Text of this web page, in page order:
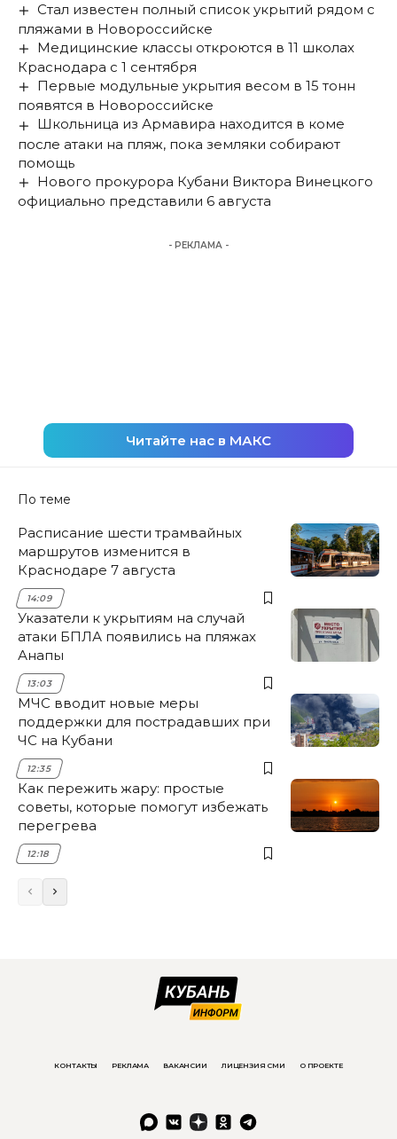
Стал известен полный список укрытий рядом с
пляжами в Новороссийске
Медицинские классы откроются в 11 школах
Краснодара с 1 сентября
Первые модульные укрытия весом в 15 тонн
появятся в Новороссийске
Школьница из Армавира находится в коме
после атаки на пляж, пока земляки собирают
помощь
Нового прокурора Кубани Виктора Винецкого
официально представили 6 августа
- РЕКЛАМА -
Читайте нас в МАКС
По теме
Расписание шести трамвайных
маршрутов изменится в
Краснодаре 7 августа
14:09
Указатели к укрытиям на случай
атаки БПЛА появились на пляжах
Анапы
13:03
МЧС вводит новые меры
поддержки для пострадавших при
ЧС на Кубани
12:35
Как пережить жару: простые
советы, которые помогут избежать
перегрева
12:18
КОНТАКТЫ РЕКЛАМА ВАКАНСИИ ЛИЦЕНЗИЯ СМИ О ПРОЕКТЕ